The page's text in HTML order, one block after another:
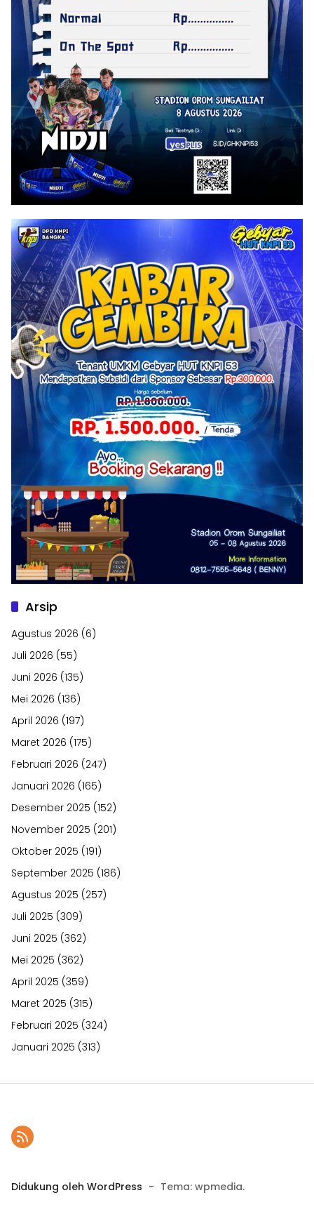
Arsip
Agustus 2026 (6)
Juli 2026 (55)
Juni 2026 (135)
Mei 2026 (136)
April 2026 (197)
Maret 2026 (175)
Februari 2026 (247)
Januari 2026 (165)
Desember 2025 (152)
November 2025 (201)
Oktober 2025 (191)
September 2025 (186)
Agustus 2025 (257)
Juli 2025 (309)
Juni 2025 (362)
Mei 2025 (362)
April 2025 (359)
Maret 2025 (315)
Februari 2025 (324)
Januari 2025 (313)
Didukung oleh WordPress - Tema: wpmedia.